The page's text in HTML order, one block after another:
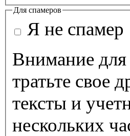
Для спамеров
Я не спамер
Внимание для
тратьте свое
тексты и
нескольких